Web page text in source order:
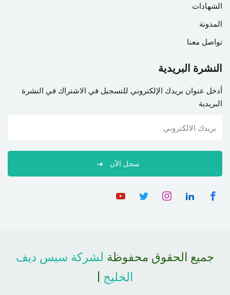
الشهادات
المدونة
تواصل معنا
النشرة البريدية
أدخل عنوان بريدك الإلكتروني للتسجيل في الاشتراك في النشرة
البريدية
سجل الآن
جميع الحقوق محفوظة لشركة سيس ديف
الخليج |